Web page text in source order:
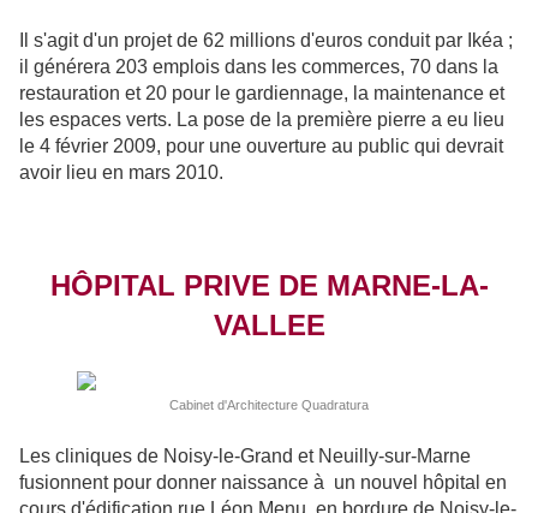
Il s'agit d'un projet de 62 millions d'euros conduit par Ikéa ;
il générera 203 emplois dans les commerces, 70 dans la
restauration et 20 pour le gardiennage, la maintenance et
les espaces verts. La pose de la première pierre a eu lieu
le 4 février 2009, pour une ouverture au public qui devrait
avoir lieu en mars 2010.
HÔPITAL PRIVE DE MARNE-LA-
VALLEE
Cabinet d'Architecture Quadratura
Les cliniques de Noisy-le-Grand et Neuilly-sur-Marne
fusionnent pour donner naissance à un nouvel hôpital en